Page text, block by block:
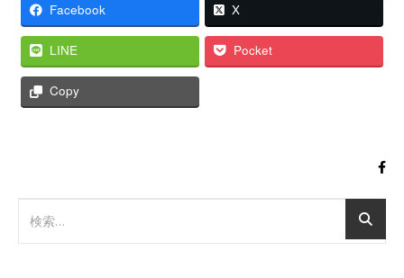
Facebook X
LINE Pocket
Copy